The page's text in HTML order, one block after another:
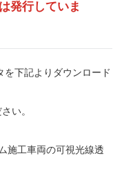
発行していま
を下記よりダウンロード
い。
施工車両の可視光線透